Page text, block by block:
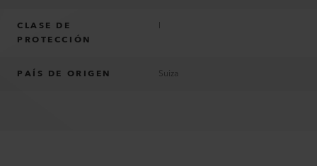
CLASE DE
PROTECCIÓN
I
PAÍS DE ORIGEN Suiza